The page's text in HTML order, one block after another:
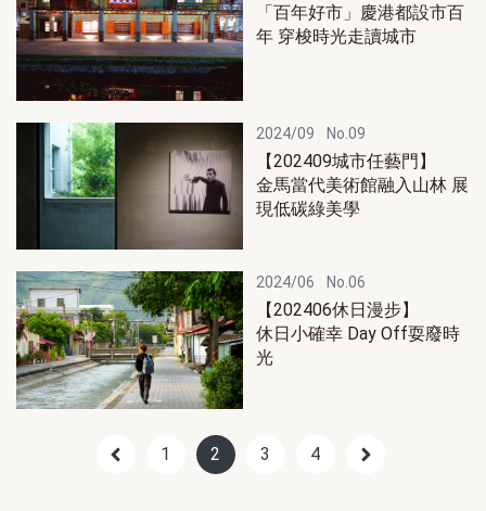
「百年好市」慶港都設市百
年 穿梭時光走讀城市
2024/09 No.09
【202409城市任藝門】
金馬當代美術館融入山林 展
現低碳綠美學
2024/06 No.06
【202406休日漫步】
休日小確幸 Day Off耍廢時
光
1 2 3 4